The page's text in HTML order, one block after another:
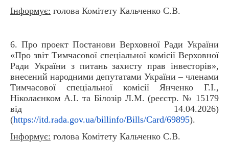
Інформує: голова Комітету Кальченко С.В.
6. Про проект Постанови Верховної Ради України
«Про звіт Тимчасової спеціальної комісії Верховної
Ради України з питань захисту прав інвесторів»,
внесений народними депутатами України – членами
Тимчасової спеціальної комісії Янченко Г.І.,
Ніколаєнком А.І. та Білозір Л.М. (реєстр. № 15179
від 14.04.2026)
(https://itd.rada.gov.ua/billinfo/Bills/Card/69895).
Інформує: голова Комітету Кальченко С.В.